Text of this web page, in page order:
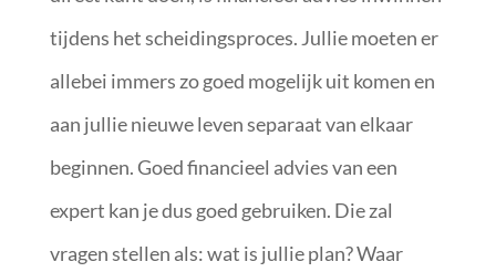
tijdens het scheidingsproces. Jullie moeten er
allebei immers zo goed mogelijk uit komen en
aan jullie nieuwe leven separaat van elkaar
beginnen. Goed financieel advies van een
expert kan je dus goed gebruiken. Die zal
vragen stellen als: wat is jullie plan? Waar